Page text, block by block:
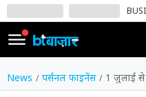
SIGN
IN
News पर्सनल फाइनेंस 1 जुलाई से बदलेंगे